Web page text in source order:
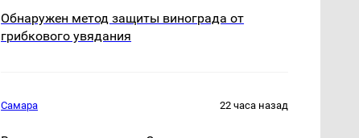
Обнаружен метод защиты винограда от
грибкового увядания
Самара 22 часа назад